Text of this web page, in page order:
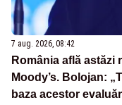
7 aug. 2026, 08:42
România află astăzi
Moody’s. Bolojan:
baza acestor